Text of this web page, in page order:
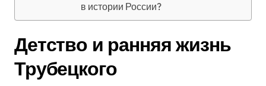
в истории России?
Детство и ранняя жизнь
Трубецкого